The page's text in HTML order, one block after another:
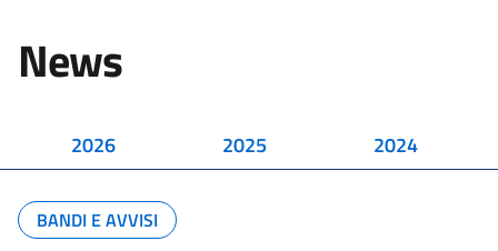
News
2026 2025 2024
BANDI E AVVISI